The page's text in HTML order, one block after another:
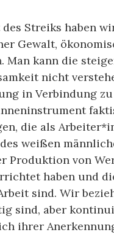
Streiks haben
Gewalt,
Man kann die
nicht
in Verbindung
die als
weißen
Produktion von
haben und
sind. Wir
sind, aber
ihrer